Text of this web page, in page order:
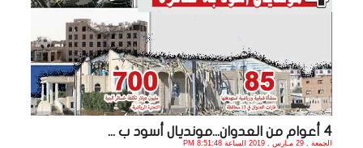
4 أعوام من العدوان...مونديال أسود ب ...
الجمعة , 29 مـارس , 2019 الساعة 8:51:48 PM